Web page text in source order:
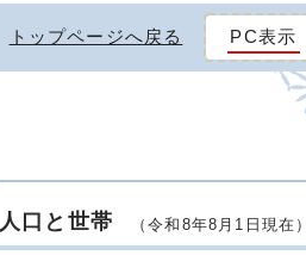
トップページへ戻る PC表示
人口と世帯 （令和8年8月1日現在）